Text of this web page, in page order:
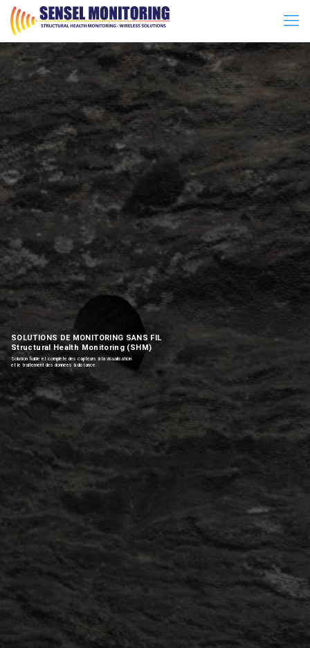
SOLUTIONS DE MONITORING SANS FIL
Structural Health Monitoring (SHM)
Solution fiable et complète des capteurs à la visualisation
et le traitement des données à distance.